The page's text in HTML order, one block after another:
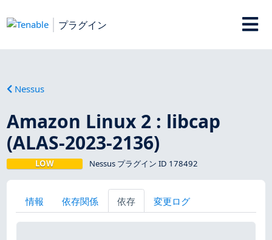
プラグイン
Nessus
Amazon Linux 2 : libcap
(ALAS-2023-2136)
LOW Nessus プラグイン ID 178492
情報 依存関係 依存 変更ログ